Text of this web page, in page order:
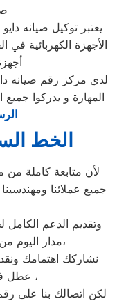
يعتبر توكيل صيانه
الأجهزة الكهربائية
لدي مركز رقم صيانه
المهارة و يدركوا
الخط
لأن متابعة كاملة
جميع عملائنا
وتقديم الدعم
مدار اليوم من خدمة عملاء دايو فى العصافرة،
نشاركك اهتمامك
عطل فى ايا من اجهزتنا المنزلية ،
لكن اتصالك بنا على